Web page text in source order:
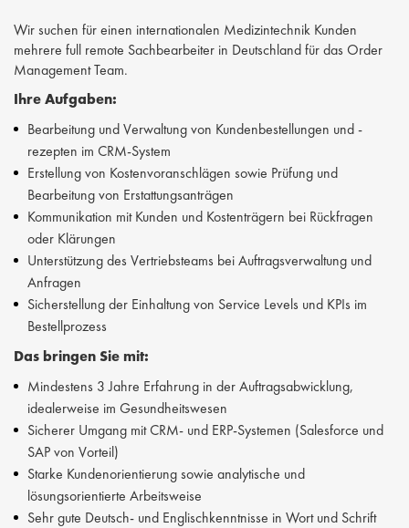
Wir suchen für einen internationalen Medizintechnik Kunden
mehrere full remote Sachbearbeiter in Deutschland für das Order
Management Team.
Ihre Aufgaben:
Bearbeitung und Verwaltung von Kundenbestellungen und -
rezepten im CRM-System
Erstellung von Kostenvoranschlägen sowie Prüfung und
Bearbeitung von Erstattungsanträgen
Kommunikation mit Kunden und Kostenträgern bei Rückfragen
oder Klärungen
Unterstützung des Vertriebsteams bei Auftragsverwaltung und
Anfragen
Sicherstellung der Einhaltung von Service Levels und KPIs im
Bestellprozess
Das bringen Sie mit:
Mindestens 3 Jahre Erfahrung in der Auftragsabwicklung,
idealerweise im Gesundheitswesen
Sicherer Umgang mit CRM- und ERP-Systemen (Salesforce und
SAP von Vorteil)
Starke Kundenorientierung sowie analytische und
lösungsorientierte Arbeitsweise
Sehr gute Deutsch- und Englischkenntnisse in Wort und Schrift